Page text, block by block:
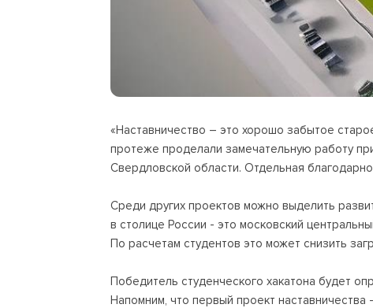
«Наставничество – это хорошо забытое
протеже проделали замечательную работу
Свердловской области. Отдельная
Среди других проектов можно выделить
в столице России - это московский
По расчетам студентов это может снизить
Победитель студенческого хакатона будет
Напомним, что первый проект наставничества